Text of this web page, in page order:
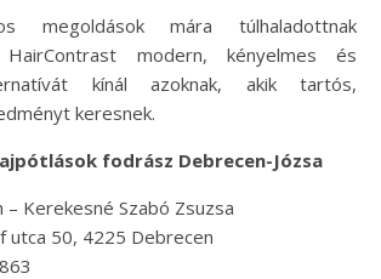
megoldások mára túlhaladottnak
modern, kényelmes és
kínál azoknak, akik tartós,
keresnek.
fodrász Debrecen-Józsa
– Kerekesné Szabó Zsuzsa
utca 50, 4225 Debrecen